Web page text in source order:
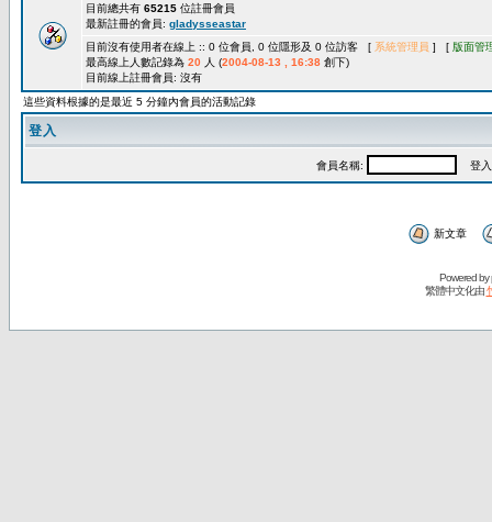
目前總共有 65215 位註冊會員
最新註冊的會員: gladysseastar
目前沒有使用者在線上 :: 0 位會員, 0 位隱形及 0 位訪客 [ 系統管理員 ] [ 版面管
最高線上人數記錄為 20 人 (2004-08-13 , 16:38 創下)
目前線上註冊會員: 沒有
這些資料根據的是最近 5 分鐘內會員的活動記錄
登入
會員名稱: 登入
新文章
Powered by
繁體中文化由